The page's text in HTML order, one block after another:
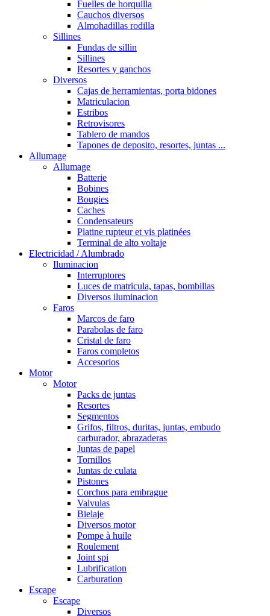
Fuelles de horquilla
Cauchos diversos
Almohadillas rodilla
Sillines
Fundas de sillin
Sillines
Resortes y ganchos
Diversos
Cajas de herramientas, porta bidones
Matriculacion
Estribos
Retrovisores
Tablero de mandos
Tapones de deposito, resortes, juntas ...
Allumage
Allumage
Batterie
Bobines
Bougies
Caches
Condensateurs
Platine rupteur et vis platinées
Terminal de alto voltaje
Electricidad / Alumbrado
Iluminacion
Interruptores
Luces de matricula, tapas, bombillas
Diversos iluminacion
Faros
Marcos de faro
Parabolas de faro
Cristal de faro
Faros completos
Accesorios
Motor
Motor
Packs de juntas
Resortes
Segmentos
Grifos, filtros, duritas, juntas, embudo
carburador, abrazaderas
Juntas de papel
Tornillos
Juntas de culata
Pistones
Corchos para embrague
Valvulas
Bielaje
Diversos motor
Pompe à huile
Roulement
Joint spi
Lubrification
Carburation
Escape
Escape
Diversos